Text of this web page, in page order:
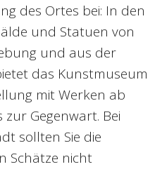
des Ortes bei: In den
und Statuen von
und aus der
das Kunstmuseum
mit Werken ab
Gegenwart. Bei
sollten Sie die
Schätze nicht